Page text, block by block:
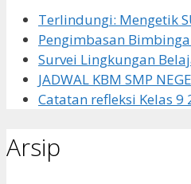
Terlindungi: Mengetik
Pengimbasan
Survei Lingkungan
JADWAL KBM SMP
Catatan refleksi Kelas 9
Arsip